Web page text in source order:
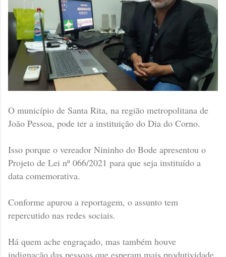
O município de Santa Rita, na região metropolitana de
João Pessoa, pode ter a instituição do Dia do Corno.
Isso porque o vereador Nininho do Bode apresentou o
Projeto de Lei nº 066/2021 para que seja instituído a
data comemorativa.
Conforme apurou a reportagem, o assunto tem
repercutido nas redes sociais.
Há quem ache engraçado, mas também houve